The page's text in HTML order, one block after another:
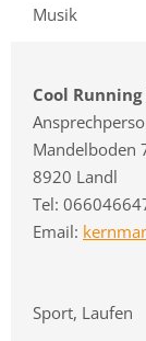
Musik
Cool
Mandelboden
8920 Landl
Tel:
Email:
Sport, Laufen